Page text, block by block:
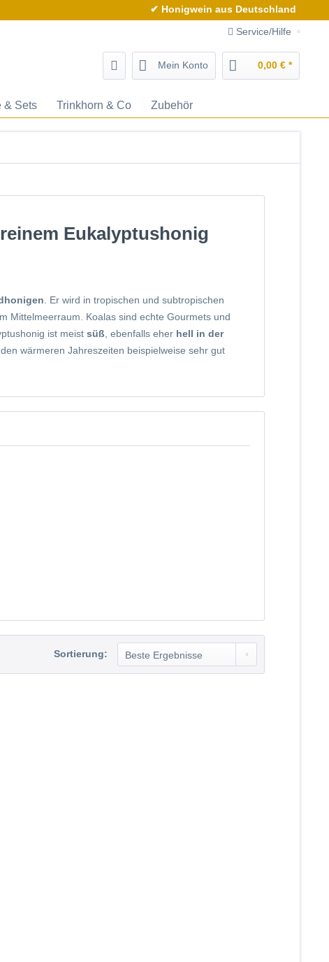
✔ Honigwein aus Deutschland
Service/Hilfe
Mein Konto 0,00 € *
& Sets Trinkhorn & Co Zubehör
Eukalyptushonig
. Er wird in tropischen und subtropischen
Mittelmeerraum. Koalas sind echte Gourmets und
ist meist süß , ebenfalls eher hell in der
den wärmeren Jahreszeiten beispielweise sehr gut
Sortierung: